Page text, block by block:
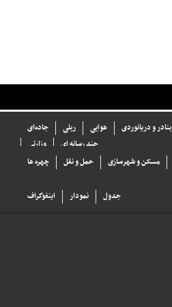
جاده‌ای ریلی هوایی بنادر و دریانوردی
وزارتی
چند رسانه ای
چهره ها حمل و نقل مسکن و شهرسازی
اینفوگراف نمودار جدول